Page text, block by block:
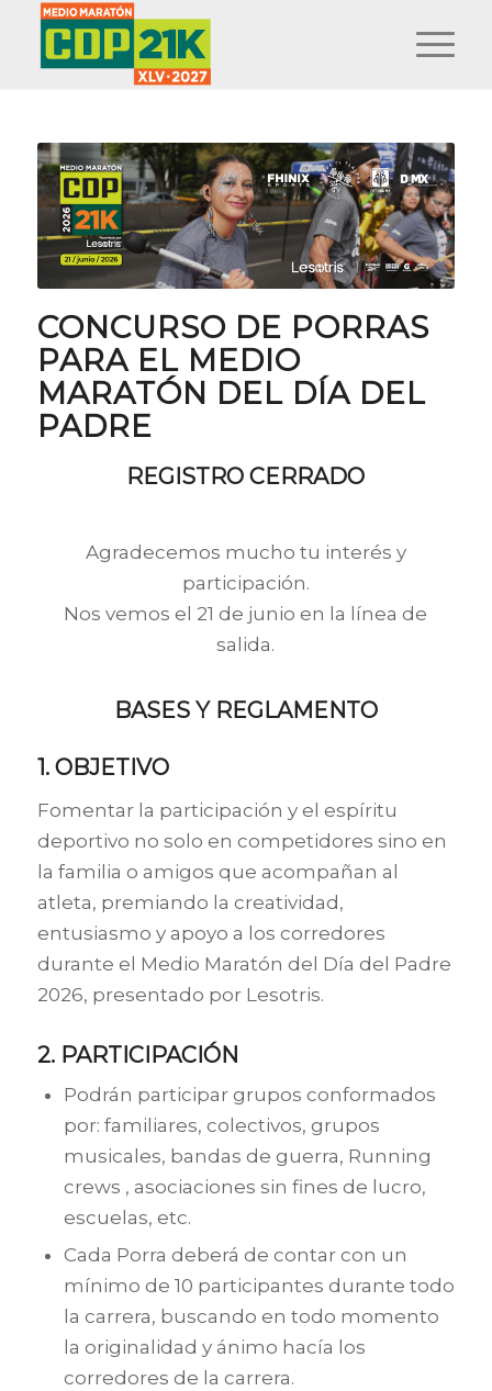
CONCURSO DE PORRAS
PARA EL MEDIO
MARATÓN DEL DÍA DEL
PADRE
REGISTRO CERRADO
Agradecemos mucho tu interés y
participación.
Nos vemos el 21 de junio en la línea de
salida.
BASES Y REGLAMENTO
1. OBJETIVO
Fomentar la participación y el espíritu
deportivo no solo en competidores sino en
la familia o amigos que acompañan al
atleta, premiando la creatividad,
entusiasmo y apoyo a los corredores
durante el Medio Maratón del Día del Padre
2026, presentado por Lesotris.
2. PARTICIPACIÓN
Podrán participar grupos conformados
por: familiares, colectivos, grupos
musicales, bandas de guerra, Running
crews , asociaciones sin fines de lucro,
escuelas, etc.
Cada Porra deberá de contar con un
mínimo de 10 participantes durante todo
la carrera, buscando en todo momento
la originalidad y ánimo hacía los
corredores de la carrera.